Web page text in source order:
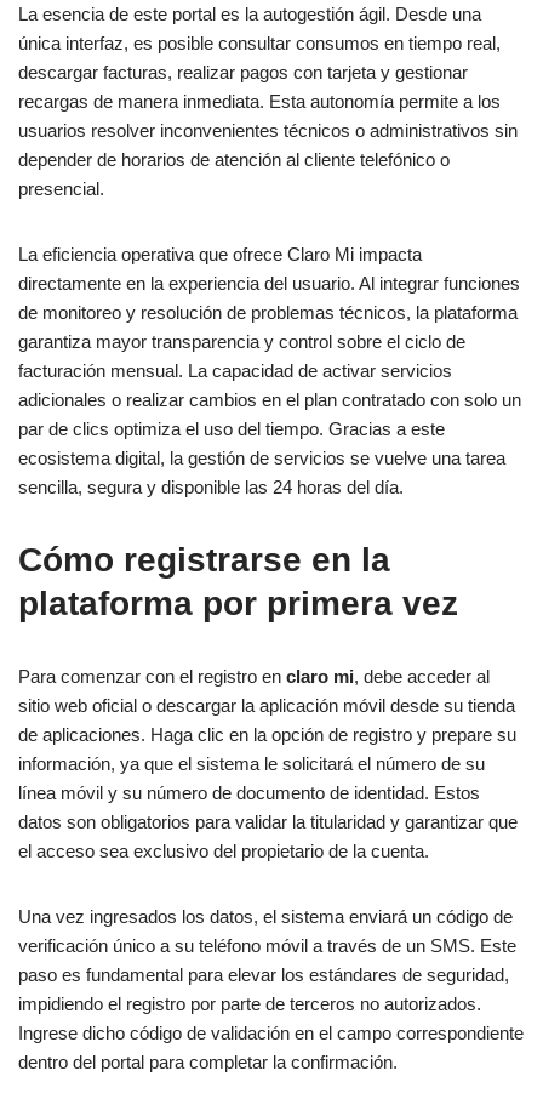
La esencia de este portal es la autogestión ágil. Desde una
única interfaz, es posible consultar consumos en tiempo real,
descargar facturas, realizar pagos con tarjeta y gestionar
recargas de manera inmediata. Esta autonomía permite a los
usuarios resolver inconvenientes técnicos o administrativos sin
depender de horarios de atención al cliente telefónico o
presencial.
La eficiencia operativa que ofrece Claro Mi impacta
directamente en la experiencia del usuario. Al integrar funciones
de monitoreo y resolución de problemas técnicos, la plataforma
garantiza mayor transparencia y control sobre el ciclo de
facturación mensual. La capacidad de activar servicios
adicionales o realizar cambios en el plan contratado con solo un
par de clics optimiza el uso del tiempo. Gracias a este
ecosistema digital, la gestión de servicios se vuelve una tarea
sencilla, segura y disponible las 24 horas del día.
Cómo registrarse en la
plataforma por primera vez
Para comenzar con el registro en claro mi, debe acceder al
sitio web oficial o descargar la aplicación móvil desde su tienda
de aplicaciones. Haga clic en la opción de registro y prepare su
información, ya que el sistema le solicitará el número de su
línea móvil y su número de documento de identidad. Estos
datos son obligatorios para validar la titularidad y garantizar que
el acceso sea exclusivo del propietario de la cuenta.
Una vez ingresados los datos, el sistema enviará un código de
verificación único a su teléfono móvil a través de un SMS. Este
paso es fundamental para elevar los estándares de seguridad,
impidiendo el registro por parte de terceros no autorizados.
Ingrese dicho código de validación en el campo correspondiente
dentro del portal para completar la confirmación.